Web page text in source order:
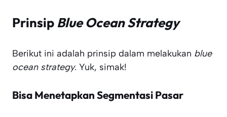
PrinsipBlue Ocean Strategy
Berikut ini adalah prinsip dalam melakukan blue
ocean strategy. Yuk, simak!
Bisa Menetapkan Segmentasi Pasar